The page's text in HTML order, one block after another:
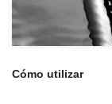
Cómo utilizar